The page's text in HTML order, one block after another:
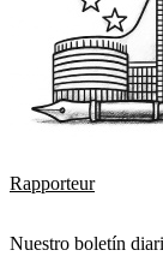
Rapporteur
Nuestro boletín